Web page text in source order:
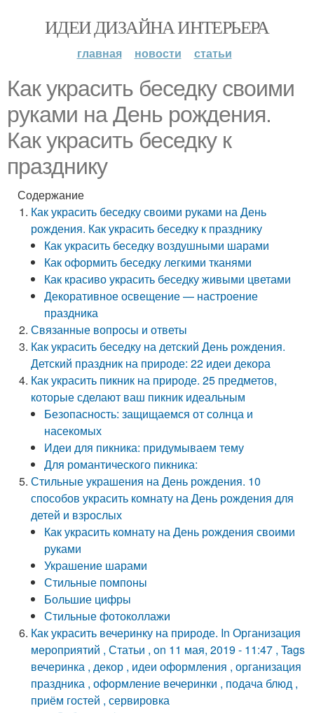
ИДЕИ ДИЗАЙНА ИНТЕРЬЕРА
главная новости статьи
Как украсить беседку своими
руками на День рождения.
Как украсить беседку к
празднику
Содержание
Как украсить беседку своими руками на День
рождения. Как украсить беседку к празднику
Как украсить беседку воздушными шарами
Как оформить беседку легкими тканями
Как красиво украсить беседку живыми цветами
Декоративное освещение — настроение
праздника
Связанные вопросы и ответы
Как украсить беседку на детский День рождения.
Детский праздник на природе: 22 идеи декора
Как украсить пикник на природе. 25 предметов,
которые сделают ваш пикник идеальным
Безопасность: защищаемся от солнца и
насекомых
Идеи для пикника: придумываем тему
Для романтического пикника:
Стильные украшения на День рождения. 10
способов украсить комнату на День рождения для
детей и взрослых
Как украсить комнату на День рождения своими
руками
Украшение шарами
Стильные помпоны
Большие цифры
Стильные фотоколлажи
Как украсить вечеринку на природе. In Организация
мероприятий , Статьи , on 11 мая, 2019 - 11:47 , Tags
вечеринка , декор , идеи оформления , организация
праздника , оформление вечеринки , подача блюд ,
приём гостей , сервировка